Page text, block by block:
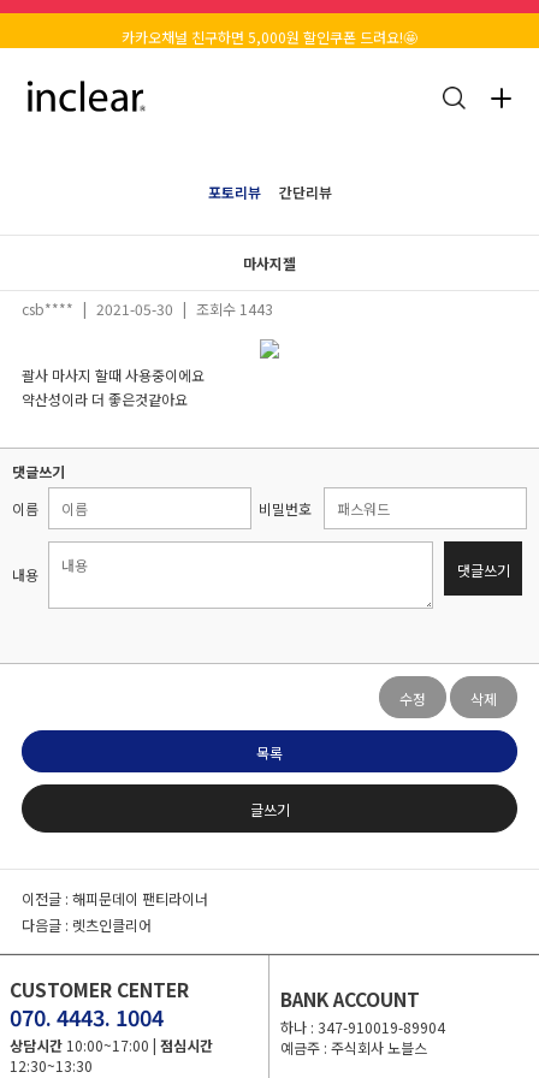
카카오채널 친구하면 5,000원 할인쿠폰 드려요!🤩
포토리뷰 간단리뷰
마사지젤
csb**** | 2021-05-30 | 조회수 1443
괄사 마사지 할때 사용중이에요
약산성이라 더 좋은것같아요
댓글쓰기
이름
비밀번호
내용 댓글쓰기
수정 삭제
목록
글쓰기
이전글 : 해피문데이 팬티라이너
다음글 : 렛츠인클리어
CUSTOMER CENTER
070. 4443. 1004
상담시간10:00~17:00 | 점심시간
12:30~13:30
BANK ACCOUNT
하나 : 347-910019-89904
예금주 : 주식회사 노블스